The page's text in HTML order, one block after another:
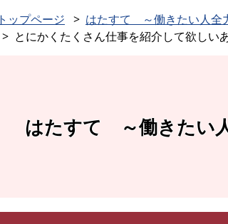
トップページ
はたすて ～働きたい人全
とにかくたくさん仕事を紹介して欲しい
はたすて ～働きたい